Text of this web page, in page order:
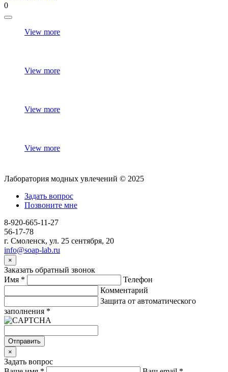
0
View more
View more
View more
View more
Лаборатория модных увлечений © 2025
Задать вопрос
Позвоните мне
8-920-665-11-27
56-17-78
г. Смоленск, ул. 25 сентября, 20
info@soap-lab.ru
×
Заказать обратный звонок
Имя *
Телефон
Комментарий
Защита от автоматического
заполнения *
Отправить
×
Задать вопрос